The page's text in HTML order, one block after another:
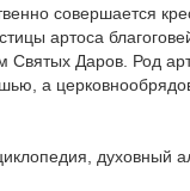
совершается
артоса
Даров. Род
а
духовный